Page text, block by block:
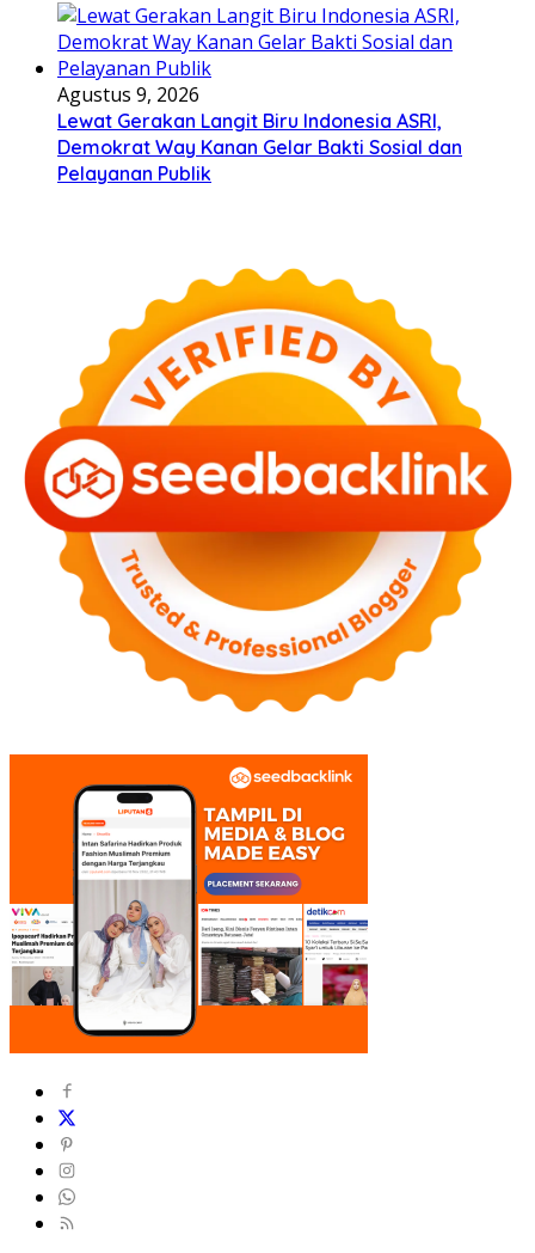
Agustus 9, 2026
Lewat Gerakan Langit Biru Indonesia ASRI,
Demokrat Way Kanan Gelar Bakti Sosial dan
Pelayanan Publik